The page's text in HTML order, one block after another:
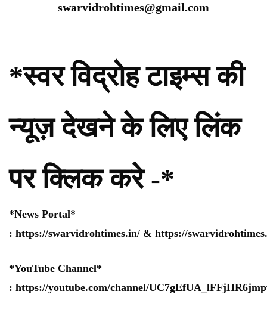
swarvidrohtimes@gmail.com
*स्वर विद्रोह टाइम्स की
न्यूज़ देखने के लिए लिंक
पर क्लिक करे -*
*News Portal*
: https://swarvidrohtimes.in/ & https://
*YouTube Channel*
: https://youtube.com/channel/